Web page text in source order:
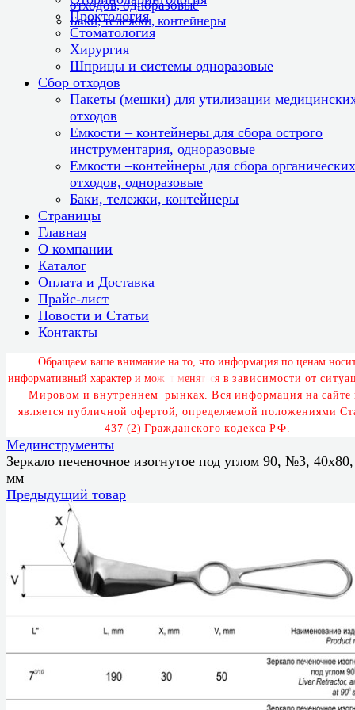
отходов, одноразовые
Баки, тележки, контейнеры
Проктология
Стоматология
Хирургия
Шприцы и системы одноразовые
Сбор отходов
Пакеты (мешки) для утилизации
отходов
Емкости – контейнеры для сбора острого
инструментария, одноразовые
Емкости –контейнеры для сбора органических
отходов, одноразовые
Баки, тележки, контейнеры
Страницы
Главная
О компании
Каталог
Оплата и Доставка
Прайс-лист
Новости и Статьи
Контакты
Обращаем ваше внимание на то, что информация по ценам носи
информативный характер и мож менят ься в зависимости от ситуац
Мировом и внутреннем рынках. Вся информация на сайте
является публичной офертой, определяемой положениями Ст
437 (2) Гражданского кодекса РФ.
Мединструменты
Зеркало печеночное изогнутое под углом 90, №3,
мм
Предыдущий товар